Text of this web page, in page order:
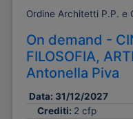
Ordine Architetti P.P. e
On demand -
FILOSOFIA,
Antonella Piva
Data: 31/12/2027
Crediti: 2 cfp